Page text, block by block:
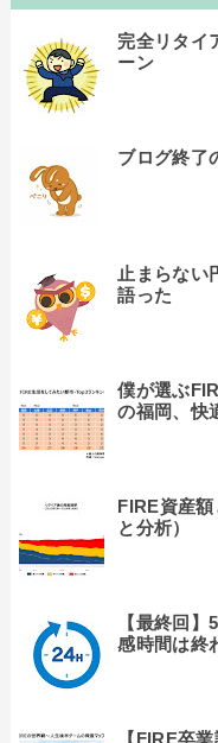
完全リタイ
ーン
ブログ終了
止まらない
語った
僕が選ぶ
の福岡、快
FIRE資産
と分析）
【最終回
感時間は終
【FIRE卒